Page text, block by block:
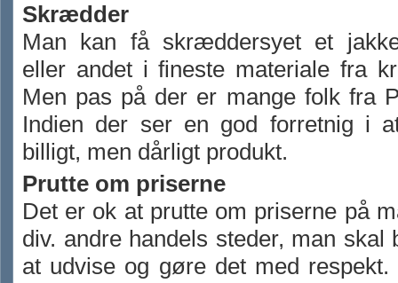
Skrædder
Man kan få skræddersyet et
eller andet i fineste materiale fra
Men pas på der er mange folk fra
Indien der ser en god forretnig i
billigt, men dårligt produkt.
Prutte om priserne
Det er ok at prutte om priserne på
div. andre handels steder, man skal
at udvise og gøre det med